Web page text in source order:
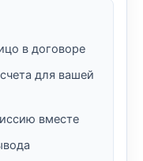
в договоре
для вашей
вместе